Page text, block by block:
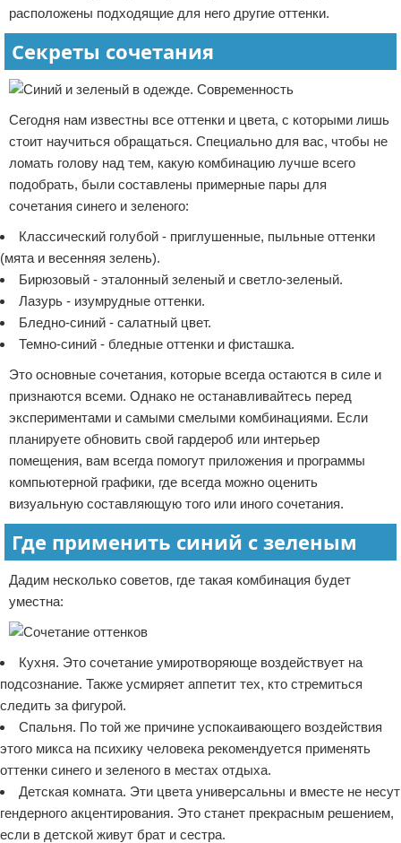
расположены подходящие для него другие оттенки.
Секреты сочетания
Сегодня нам известны все оттенки и цвета, с которыми лишь
стоит научиться обращаться. Специально для вас, чтобы не
ломать голову над тем, какую комбинацию лучше всего
подобрать, были составлены примерные пары для
сочетания синего и зеленого:
Классический голубой - приглушенные, пыльные оттенки
(мята и весенняя зелень).
Бирюзовый - эталонный зеленый и светло-зеленый.
Лазурь - изумрудные оттенки.
Бледно-синий - салатный цвет.
Темно-синий - бледные оттенки и фисташка.
Это основные сочетания, которые всегда остаются в силе и
признаются всеми. Однако не останавливайтесь перед
экспериментами и самыми смелыми комбинациями. Если
планируете обновить свой гардероб или интерьер
помещения, вам всегда помогут приложения и программы
компьютерной графики, где всегда можно оценить
визуальную составляющую того или иного сочетания.
Где применить синий с зеленым
Дадим несколько советов, где такая комбинация будет
уместна:
Кухня. Это сочетание умиротворяюще воздействует на
подсознание. Также усмиряет аппетит тех, кто стремиться
следить за фигурой.
Спальня. По той же причине успокаивающего воздействия
этого микса на психику человека рекомендуется применять
оттенки синего и зеленого в местах отдыха.
Детская комната. Эти цвета универсальны и вместе не несут
гендерного акцентирования. Это станет прекрасным решением,
если в детской живут брат и сестра.